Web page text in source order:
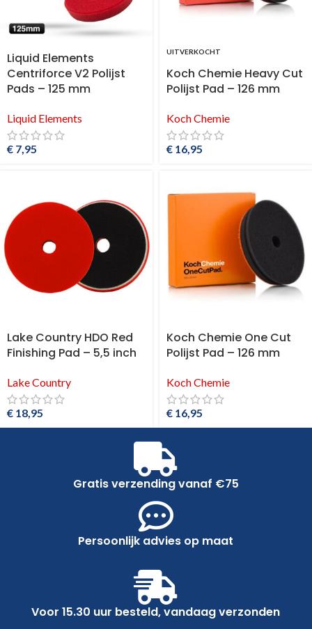
Liquid Elements
Centriforce V2 Polijst
Pads – 125 mm
Liquid Elements
€ 7,95
UITVERKOCHT
Koch Chemie Heavy Cut
Polijst Pad – 126 mm
Koch Chemie
€ 16,95
Lake Country HDO Red
Finishing Pad – 5,5 inch
Lake Country
€ 18,95
Koch Chemie One Cut
Polijst Pad – 126 mm
Koch Chemie
€ 16,95
Gratis verzending vanaf €75
Persoonlijk advies op maat
Voor 15.30 uur besteld, vandaag verzonden